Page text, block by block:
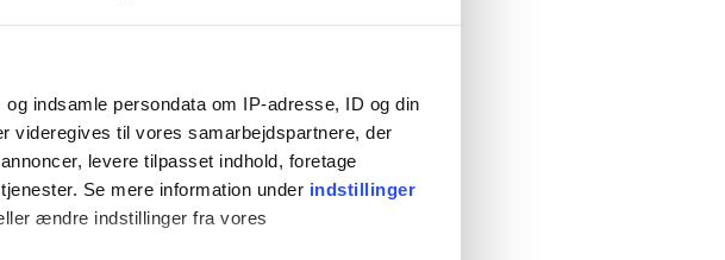
indsamle persondata om IP-adresse, ID og din
videregives til vores samarbejdspartnere, der
levere tilpasset indhold, foretage
Se mere information under indstillinger
ændre indstillinger fra vores